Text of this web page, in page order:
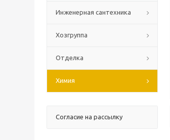
Инженерная сантехника
Хозгруппа
Отделка
Химия
Согласие на рассылку